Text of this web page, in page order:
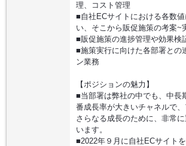
理、コスト管理
■自社ECサイトにおける各数
い、そこから販促施策の考案~
■販促施策の進捗管理や効果検
■施策実行に向けた各部署との
ン業務
【ポジションの魅力】
■当部署は弊社の中でも、中長
番成長率が大きいチャネルで
さらなる成長のために、非常
います。
■2022年９月に自社ECサイト